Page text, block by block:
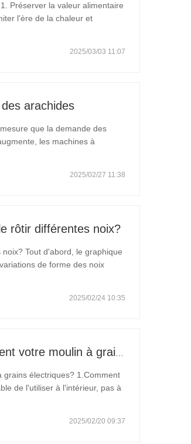
Préserver la valeur alimentaire
l'ère de la chaleur et
2025/03/03 11:07
arachides
que la demande des
les machines à
2025/02/27 11:38
rôtir différentes noix?
Tout d'abord, le graphique
de forme des noix
2025/02/24 10:35
électriques? 1.Comment
de l'utiliser à l'intérieur, pas à
2025/02/20 09:37